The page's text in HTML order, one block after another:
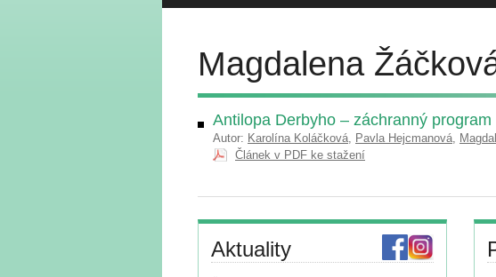
Magdalena
Antilopa Derbyho – záchranný program
Autor: Karolína Koláčková, Pavla Hejcmanová,
Článek v PDF ke stažení
Aktuality